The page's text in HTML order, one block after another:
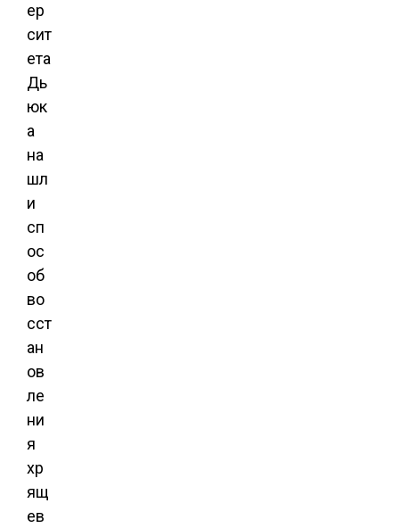
ер
сит
ета
Дь
юк
а
на
шл
и
сп
ос
об
во
сст
ан
ов
ле
ни
я
хр
ящ
ев